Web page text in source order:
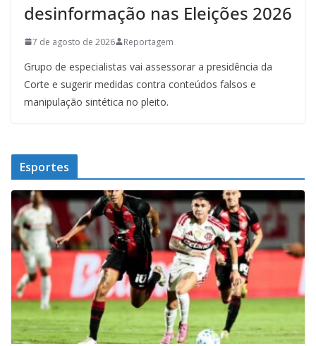
desinformação nas Eleições 2026
7 de agosto de 2026 Reportagem
Grupo de especialistas vai assessorar a presidência da
Corte e sugerir medidas contra conteúdos falsos e
manipulação sintética no pleito.
Esportes